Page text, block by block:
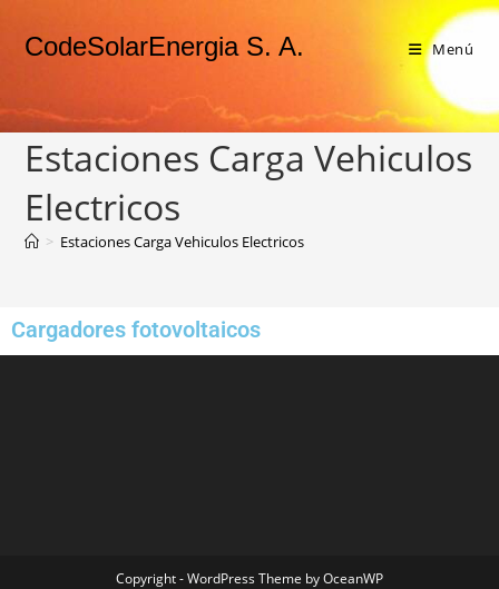
CodeSolarEnergia S. A. Menú
Estaciones Carga Vehiculos
Electricos
> Estaciones Carga Vehiculos Electricos
Cargadores fotovoltaicos
Copyright - WordPress Theme by OceanWP